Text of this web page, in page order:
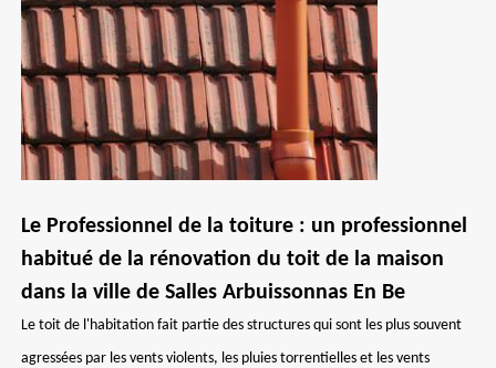
Le Professionnel de la toiture : un professionnel
habitué de la rénovation du toit de la maison
dans la ville de Salles Arbuissonnas En Be
Le toit de l'habitation fait partie des structures qui sont les plus souvent
agressées par les vents violents, les pluies torrentielles et les vents